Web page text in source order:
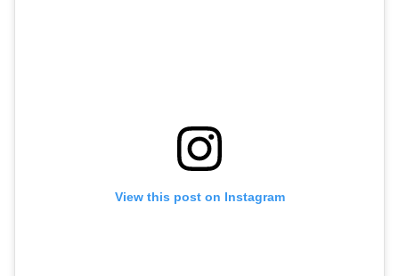
View this post on Instagram